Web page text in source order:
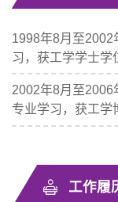
1998年8月至2002
习，获工学学士学
2002年8月至2006
专业学习，获工学
工作履